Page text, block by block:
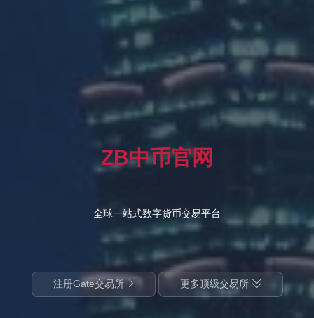
ZB中币官网
全球一站式数字货币交易平台
注册Gate交易所 更多顶级交易所 